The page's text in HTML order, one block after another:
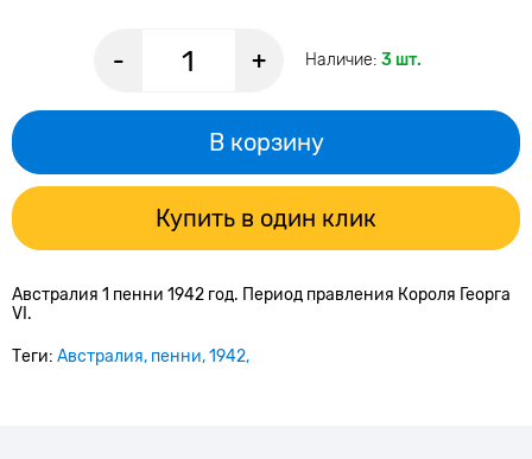
- + Наличие: 3 шт.
В корзину
Купить в один клик
Австралия 1 пенни 1942 год. Период правления Короля Георга
VI.
Теги: Австралия пенни 1942